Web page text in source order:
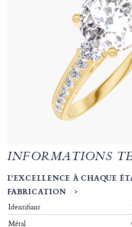
INFORMATIONS
L'EXCELLENCE À CHAQUE
FABRICATION
Identifiant
Métal